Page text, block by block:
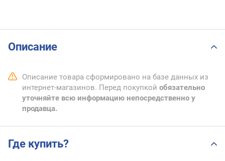
Описание
Описание товара сформировано на базе данных из
интернет-магазинов. Перед покупкой обязательно
уточняйте всю информацию непосредственно у
продавца.
Где купить?